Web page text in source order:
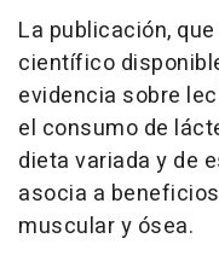
La publicación,
científico
evidencia sobre
el consumo de
dieta variada y de
asocia a
muscular y ósea.